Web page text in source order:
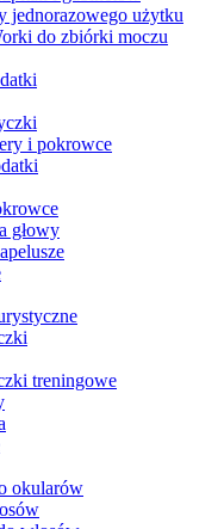
jednorazowego użytku
do zbiórki moczu
i pokrowce
głowy
treningowe
okularów